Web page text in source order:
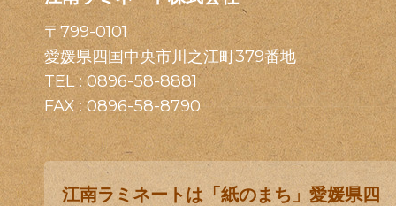
〒799-0101
愛媛県四国中央市川之江町379番地
TEL :0896-58-8881
FAX : 0896-58-8790
江南ラミネートは「紙のまち」愛媛県四